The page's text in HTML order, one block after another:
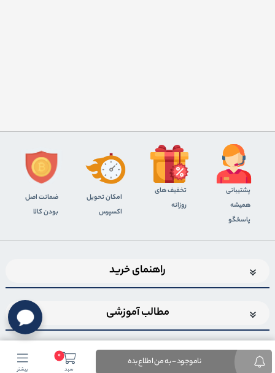
ناموجود - به من اطلاع بده 0
سبد بیشتر
پشتیبانی
همیشه
پاسخگو
تخفیف های
روزانه
اﻣﮑﺎن ﺗﺤﻮﯾﻞ
اﮐﺴﭙﺮس
ضمانت اصل
بودن کالا
راهنمای خرید
مطالب آموزشی